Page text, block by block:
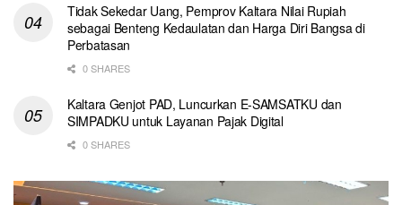
Tidak Sekedar Uang, Pemprov Kaltara Nilai Rupiah
sebagai Benteng Kedaulatan dan Harga Diri Bangsa di
Perbatasan
0 SHARES
Kaltara Genjot PAD, Luncurkan E-SAMSATKU dan
SIMPADKU untuk Layanan Pajak Digital
0 SHARES